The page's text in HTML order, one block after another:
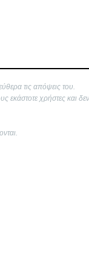
τις απόψεις του.
εκάστοτε χρήστες και